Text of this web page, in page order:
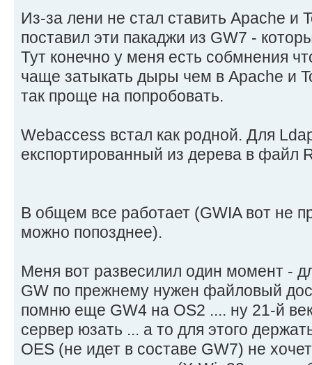
Из-за лени не стал ставить Apache и
поставил эти пакаджи из GW7 -
Тут конечно у меня есть собмнения
чаще затыкать дыры чем в Apache и
так проще на попробовать.
Webaccess встал как родной. Для
експортированный из дерева в файл
В общем все работает (GWIA вот не
можно попозднее).
Меня вот развесилил один момент -
GW по прежнему нужен файловый
помню еще GW4 на OS2 .... ну 21-й
сервер юзать ... а то для этого
OES (не идет в составе GW7) не